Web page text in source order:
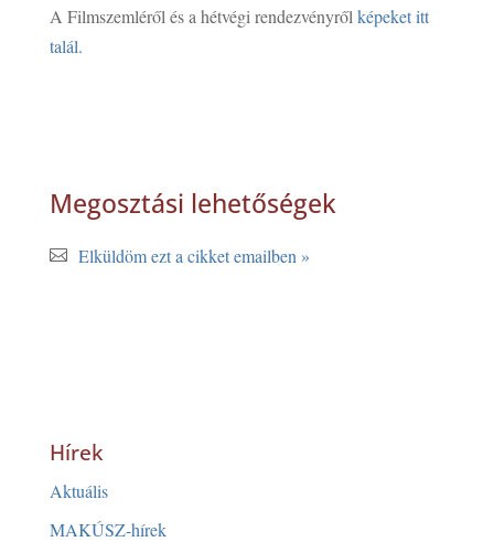
A Filmszemléről és a hétvégi rendezvényről képeket itt
talál.
Megosztási lehetőségek
Elküldöm ezt a cikket emailben »
Hírek
Aktuális
MAKÚSZ-hírek